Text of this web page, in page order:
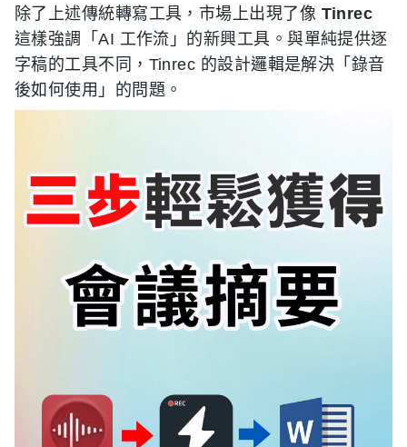
除了上述傳統轉寫工具，市場上出現了像 Tinrec
這樣強調「AI 工作流」的新興工具。與單純提供逐
字稿的工具不同，Tinrec 的設計邏輯是解決「錄音
後如何使用」的問題。